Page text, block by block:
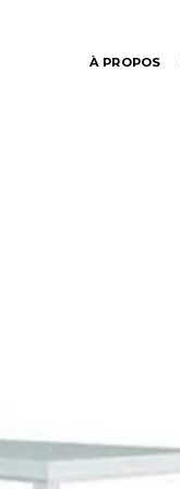
À PROPOS